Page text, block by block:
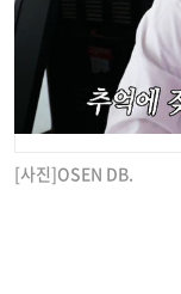
[사진]OSEN DB.